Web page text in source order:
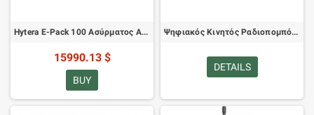
Hytera E-Pack 100 Ασύρματος Αναμεταδότης DMR Ad Hoc
15990.13 $
BUY
Ψηφιακός Κινητός Ραδιοπομπός Hytera MD785/MD785G
DETAILS